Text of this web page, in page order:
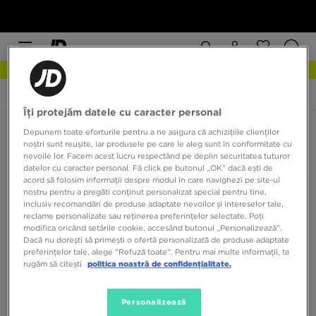
JD Sports Hoka Kawana 2
Hoka Kawana 2
0 produse
Sortează: Recomandate Filtrează
Niciun produs de afișat
Îți protejăm datele cu caracter personal
Depunem toate eforturile pentru a ne asigura că achizițiile clienților
noștri sunt reușite, iar produsele pe care le aleg sunt în conformitate cu
nevoile lor. Facem acest lucru respectând pe deplin securitatea tuturor
datelor cu caracter personal. Fă click pe butonul „OK” dacă ești de
acord să folosim informații despre modul în care navighezi pe site-ul
nostru pentru a pregăti conținut personalizat special pentru tine,
inclusiv recomandări de produse adaptate nevoilor și intereselor tale,
reclame personalizate sau reținerea preferințelor selectate. Poți
modifica oricând setările cookie, accesând butonul „Personalizează”.
Dacă nu dorești să primești o ofertă personalizată de produse adaptate
preferințelor tale, alege "Refuză toate". Pentru mai multe informații, te
rugăm să citești
politica noastră de confidențialitate.
Personalizează